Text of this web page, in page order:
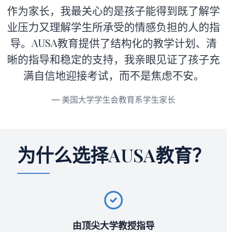
作为家长，我最关心的是孩子能得到既了解学
业压力又理解学生所承受的情感负担的人的指
导。AUSA教育提供了结构化的教学计划、清
晰的指导和稳定的支持，我亲眼见证了孩子充
满自信地迎接考试，而不是焦虑不安。
— 美国大学学生会教育系学生家长
为什么选择AUSA教育？
由顶尖大学教授指导